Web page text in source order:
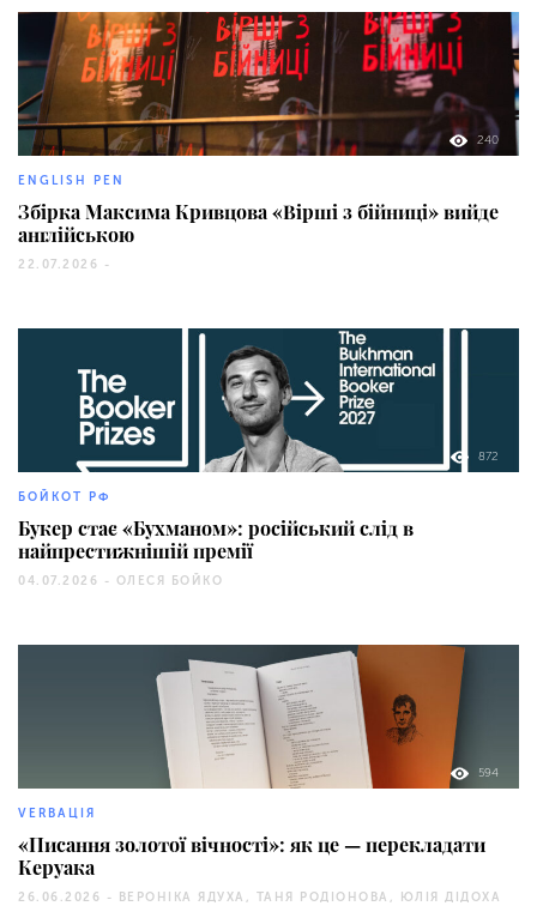
240
ENGLISH PEN
Збірка Максима Кривцова «Вірші з бійниці» вийде
англійською
22.07.2026 -
872
БОЙКОТ РФ
Букер стає «Бухманом»: російський слід в
найпрестижнішій премії
04.07.2026 - ОЛЕСЯ БОЙКО
594
VERBАЦІЯ
«Писання золотої вічності»: як це — перекладати
Керуака
26.06.2026 - ВЕРОНІКА ЯДУХА, ТАНЯ РОДІОНОВА, ЮЛІЯ ДІДОХА